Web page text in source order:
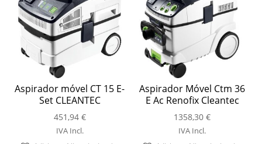
Aspirador móvel CT 15 E-
Set CLEANTEC
451,94 €
IVA Incl.
Aspirador Móvel Ctm 36
E Ac Renofix Cleantec
1358,30€
IVA Incl.